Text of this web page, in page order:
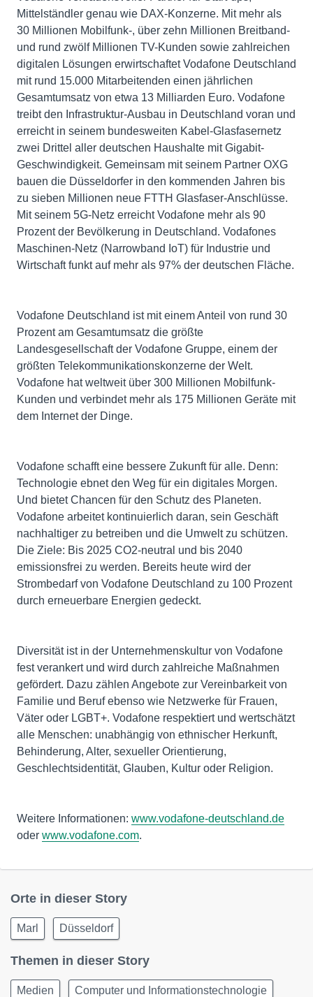
Mittelständler genau wie DAX-Konzerne. Mit mehr als
30 Millionen Mobilfunk-, über zehn Millionen Breitband-
und rund zwölf Millionen TV-Kunden sowie zahlreichen
digitalen Lösungen erwirtschaftet Vodafone Deutschland
mit rund 15.000 Mitarbeitenden einen jährlichen
Gesamtumsatz von etwa 13 Milliarden Euro. Vodafone
treibt den Infrastruktur-Ausbau in Deutschland voran und
erreicht in seinem bundesweiten Kabel-Glasfasernetz
zwei Drittel aller deutschen Haushalte mit Gigabit-
Geschwindigkeit. Gemeinsam mit seinem Partner OXG
bauen die Düsseldorfer in den kommenden Jahren bis
zu sieben Millionen neue FTTH Glasfaser-Anschlüsse.
Mit seinem 5G-Netz erreicht Vodafone mehr als 90
Prozent der Bevölkerung in Deutschland. Vodafones
Maschinen-Netz (Narrowband IoT) für Industrie und
Wirtschaft funkt auf mehr als 97% der deutschen Fläche.
Vodafone Deutschland ist mit einem Anteil von rund 30
Prozent am Gesamtumsatz die größte
Landesgesellschaft der Vodafone Gruppe, einem der
größten Telekommunikationskonzerne der Welt.
Vodafone hat weltweit über 300 Millionen Mobilfunk-
Kunden und verbindet mehr als 175 Millionen Geräte mit
dem Internet der Dinge.
Vodafone schafft eine bessere Zukunft für alle. Denn:
Technologie ebnet den Weg für ein digitales Morgen.
Und bietet Chancen für den Schutz des Planeten.
Vodafone arbeitet kontinuierlich daran, sein Geschäft
nachhaltiger zu betreiben und die Umwelt zu schützen.
Die Ziele: Bis 2025 CO2-neutral und bis 2040
emissionsfrei zu werden. Bereits heute wird der
Strombedarf von Vodafone Deutschland zu 100 Prozent
durch erneuerbare Energien gedeckt.
Diversität ist in der Unternehmenskultur von Vodafone
fest verankert und wird durch zahlreiche Maßnahmen
gefördert. Dazu zählen Angebote zur Vereinbarkeit von
Familie und Beruf ebenso wie Netzwerke für Frauen,
Väter oder LGBT+. Vodafone respektiert und wertschätzt
alle Menschen: unabhängig von ethnischer Herkunft,
Behinderung, Alter, sexueller Orientierung,
Geschlechtsidentität, Glauben, Kultur oder Religion.
Weitere Informationen: www.vodafone-deutschland.de
oder www.vodafone.com.
Orte in dieser Story
Marl Düsseldorf
Themen in dieser Story
Medien Computer und Informationstechnologie